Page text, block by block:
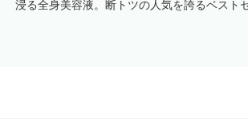
浸る全身美容液。断トツの人気を誇るベスト